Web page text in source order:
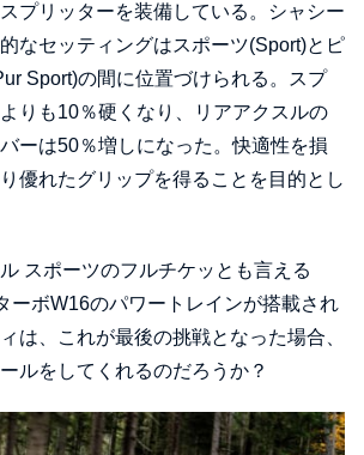
プリッターを装備している。シャシー
なセッティングはスポーツ(Sport)とピ
Sport)の間に位置づけられる。スプ
りも10％硬くなり、リアアクスルの
ーは50％増しになった。快適性を損
優れたグリップを得ることを目的とし
スポーツのフルチケッとも言える
ーボW16のパワートレインが搭載され
は、これが最後の挑戦となった場合、
ルをしてくれるのだろうか？